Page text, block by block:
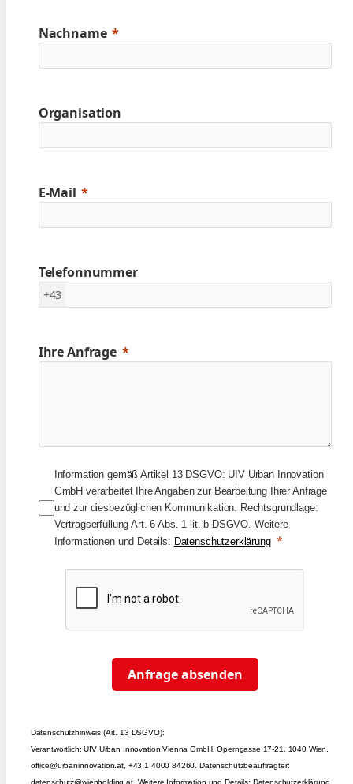
Nachname
Organisation
E-Mail
Telefonnummer
+43
Ihre Anfrage
Information gemäß Artikel 13 DSGVO: UIV Urban Innovation
GmbH verarbeitet Ihre Angaben zur Bearbeitung Ihrer Anfrage
und zur diesbezüglichen Kommunikation. Rechtsgrundlage:
Vertragserfüllung Art. 6 Abs. 1 lit. b DSGVO. Weitere
Informationen und Details: Datenschutzerklärung
Anfrage absenden
Datenschutzhinweis (Art. 13 DSGVO):
Verantwortlich: UIV Urban Innovation Vienna GmbH, Operngasse 17-21, 1040 Wien,
office@urbaninnovation.at, +43 1 4000 84260. Datenschutzbeauftragter: